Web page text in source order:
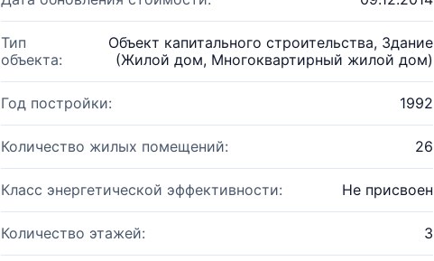
Тип
объекта:
Объект капитального строительства, Здание
(Жилой дом, Многоквартирный жилой дом)
Год постройки: 1992
Количество жилых помещений: 26
Класс энергетической эффективности: Не присвоен
Количество этажей: 3